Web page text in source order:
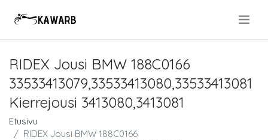
RIDEX Jousi BMW 188C0166
33533413079,33533413080,33533413081
Kierrejousi 3413080,3413081
Etusivu
RIDEX Jousi BMW 188C0166